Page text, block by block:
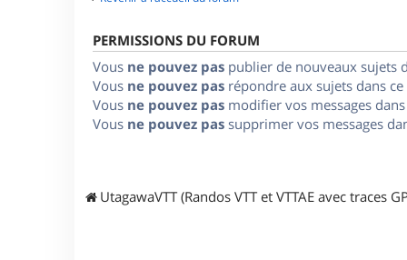
PERMISSIONS DU FORUM
Vous ne pouvez pas publier de nouveaux sujets
Vous ne pouvez pas répondre aux sujets dans
Vous ne pouvez pas modifier vos messages
Vous ne pouvez pas supprimer vos messages
UtagawaVTT (Randos VTT et VTTAE avec traces